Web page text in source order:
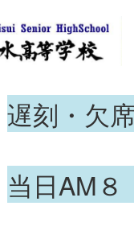
遅刻・欠
当日AM